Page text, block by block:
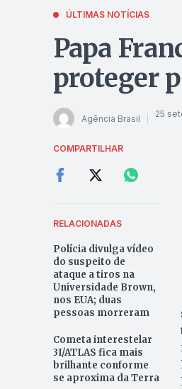
ÚLTIMAS NOTÍCIAS
Papa
proteger
Agência Brasil 25
COMPARTILHAR
RELACIONADAS
Polícia divulga vídeo
do suspeito de
ataque a tiros na
Universidade Brown,
nos EUA; duas
pessoas morreram
Cometa interestelar
3I/ATLAS fica mais
brilhante conforme
se aproxima da Terra